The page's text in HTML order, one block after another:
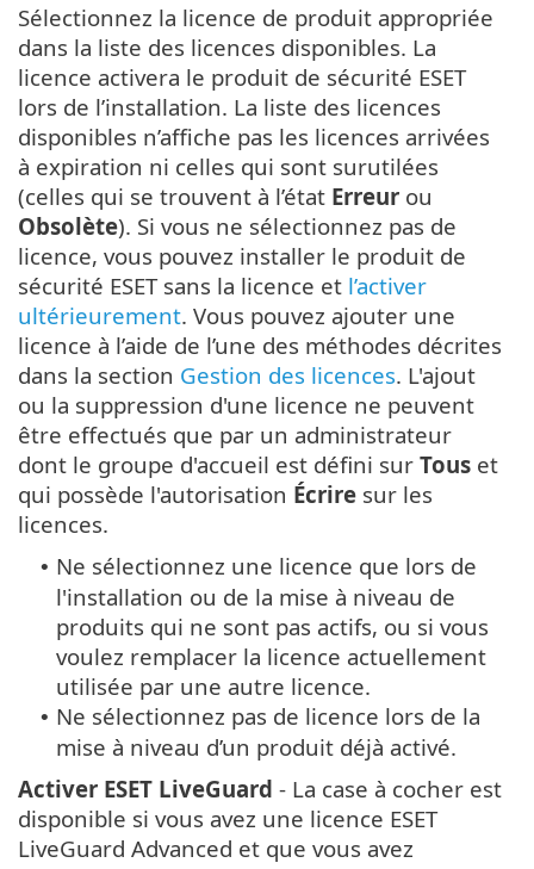
Sélectionnez la licence de produit appropriée
dans la liste des licences disponibles. La
licence activera le produit de sécurité ESET
lors de l’installation. La liste des licences
disponibles n’affiche pas les licences arrivées
à expiration ni celles qui sont surutilées
(celles qui se trouvent à l’état Erreur ou
Obsolète). Si vous ne sélectionnez pas de
licence, vous pouvez installer le produit de
sécurité ESET sans la licence et l’activer
ultérieurement. Vous pouvez ajouter une
licence à l’aide de l’une des méthodes décrites
dans la section Gestion des licences. L'ajout
ou la suppression d'une licence ne peuvent
être effectués que par un administrateur
dont le groupe d'accueil est défini sur Tous et
qui possède l'autorisation Écrire sur les
licences.
• Ne sélectionnez une licence que lors de
l'installation ou de la mise à niveau de
produits qui ne sont pas actifs, ou si vous
voulez remplacer la licence actuellement
utilisée par une autre licence.
• Ne sélectionnez pas de licence lors de la
mise à niveau d’un produit déjà activé.
Activer ESET LiveGuard - La case à cocher est
disponible si vous avez une licence ESET
LiveGuard Advanced et que vous avez